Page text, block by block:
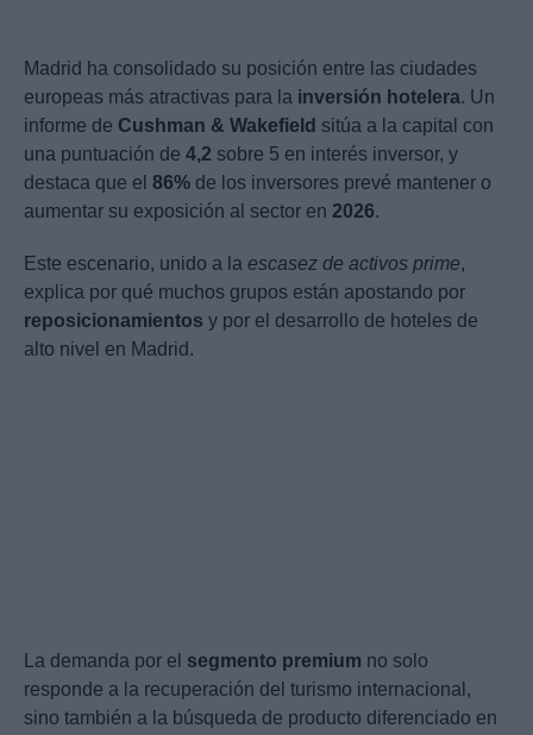
Madrid ha consolidado su posición entre las ciudades
europeas más atractivas para la inversión hotelera. Un
informe de Cushman & Wakefield sitúa a la capital con
una puntuación de 4,2 sobre 5 en interés inversor, y
destaca que el 86% de los inversores prevé mantener o
aumentar su exposición al sector en 2026.
Este escenario, unido a la escasez de activos prime,
explica por qué muchos grupos están apostando por
reposicionamientos y por el desarrollo de hoteles de
alto nivel en Madrid.
La demanda por el segmento premium no solo
responde a la recuperación del turismo internacional,
sino también a la búsqueda de producto diferenciado en